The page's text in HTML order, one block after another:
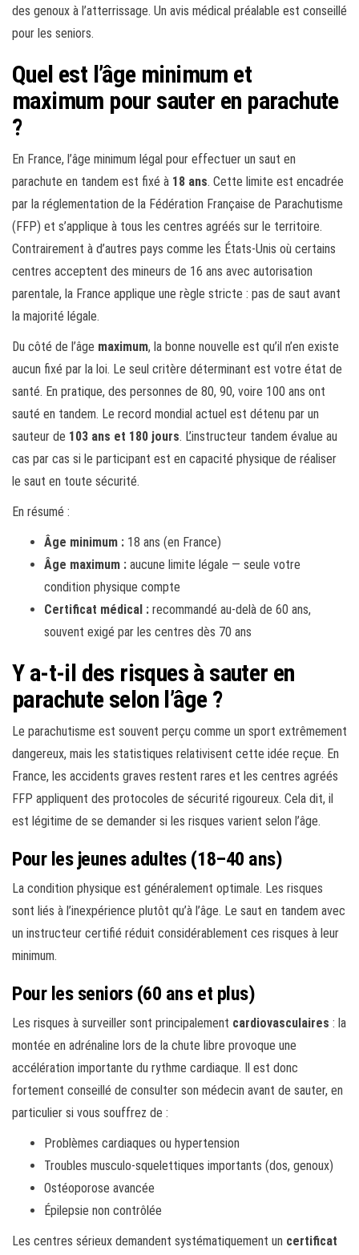
des genoux à l’atterrissage. Un avis médical préalable est conseillé
pour les seniors.
Quel est l’âge minimum et
maximum pour sauter en parachute
?
En France, l’âge minimum légal pour effectuer un saut en
parachute en tandem est fixé à 18 ans. Cette limite est encadrée
par la réglementation de la Fédération Française de Parachutisme
(FFP) et s’applique à tous les centres agréés sur le territoire.
Contrairement à d’autres pays comme les États-Unis où certains
centres acceptent des mineurs de 16 ans avec autorisation
parentale, la France applique une règle stricte : pas de saut avant
la majorité légale.
Du côté de l’âge maximum, la bonne nouvelle est qu’il n’en existe
aucun fixé par la loi. Le seul critère déterminant est votre état de
santé. En pratique, des personnes de 80, 90, voire 100 ans ont
sauté en tandem. Le record mondial actuel est détenu par un
sauteur de 103 ans et 180 jours. L’instructeur tandem évalue au
cas par cas si le participant est en capacité physique de réaliser
le saut en toute sécurité.
En résumé :
Âge minimum : 18 ans (en France)
Âge maximum : aucune limite légale — seule votre
condition physique compte
Certificat médical : recommandé au-delà de 60 ans,
souvent exigé par les centres dès 70 ans
Y a-t-il des risques à sauter en
parachute selon l’âge ?
Le parachutisme est souvent perçu comme un sport extrêmement
dangereux, mais les statistiques relativisent cette idée reçue. En
France, les accidents graves restent rares et les centres agréés
FFP appliquent des protocoles de sécurité rigoureux. Cela dit, il
est légitime de se demander si les risques varient selon l’âge.
Pour les jeunes adultes (18–40 ans)
La condition physique est généralement optimale. Les risques
sont liés à l’inexpérience plutôt qu’à l’âge. Le saut en tandem avec
un instructeur certifié réduit considérablement ces risques à leur
minimum.
Pour les seniors (60 ans et plus)
Les risques à surveiller sont principalement cardiovasculaires : la
montée en adrénaline lors de la chute libre provoque une
accélération importante du rythme cardiaque. Il est donc
fortement conseillé de consulter son médecin avant de sauter, en
particulier si vous souffrez de :
Problèmes cardiaques ou hypertension
Troubles musculo-squelettiques importants (dos, genoux)
Ostéoporose avancée
Épilepsie non contrôlée
Les centres sérieux demandent systématiquement un certificat